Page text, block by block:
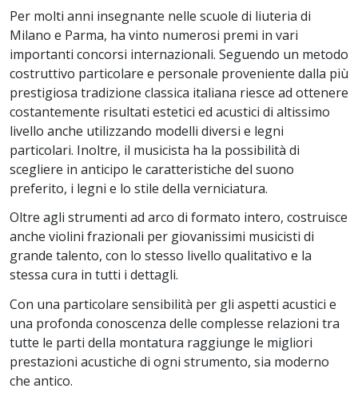
Per molti anni insegnante nelle scuole di liuteria di
Milano e Parma, ha vinto numerosi premi in vari
importanti concorsi internazionali. Seguendo un metodo
costruttivo particolare e personale proveniente dalla più
prestigiosa tradizione classica italiana riesce ad ottenere
costantemente risultati estetici ed acustici di altissimo
livello anche utilizzando modelli diversi e legni
particolari. Inoltre, il musicista ha la possibilità di
scegliere in anticipo le caratteristiche del suono
preferito, i legni e lo stile della verniciatura.
Oltre agli strumenti ad arco di formato intero, costruisce
anche violini frazionali per giovanissimi musicisti di
grande talento, con lo stesso livello qualitativo e la
stessa cura in tutti i dettagli.
Con una particolare sensibilità per gli aspetti acustici e
una profonda conoscenza delle complesse relazioni tra
tutte le parti della montatura raggiunge le migliori
prestazioni acustiche di ogni strumento, sia moderno
che antico.